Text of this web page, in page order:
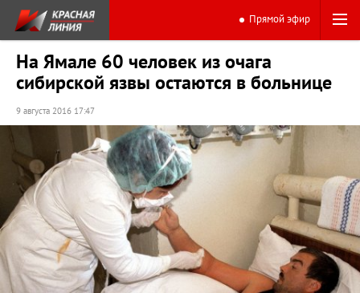
Прямой эфир
На Ямале 60 человек из очага
сибирской язвы остаются в больнице
9 августа 2016 17:47